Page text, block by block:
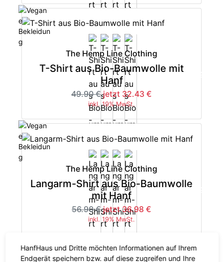
The Hemp Line Clothing
T-Shirt aus Bio-Baumwolle mit
Hanf
49.90 € jetzt 32.43 €
inkl. 19% MwSt.
-35%
The Hemp Line Clothing
Langarm-Shirt aus Bio-Baumwolle
mit Hanf
56.90 € jetzt 36.98 €
inkl. 19% MwSt.
-35%
HanfHaus und Dritte möchten Informationen auf Ihrem
Endgerät speichern bzw. auf diese zugreifen und Ihre